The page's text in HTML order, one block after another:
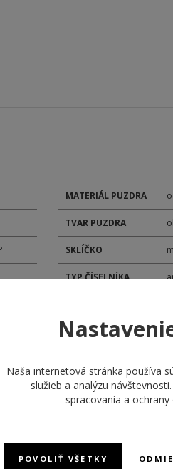
MATERIÁL PUZDRA
TVAR PUZDRA
SKLÍČKO
TYP ČÍSELNÍKA
ROZMER PUZDRA
REMIENKA
Naša internetová stránka používa
služieb a analýzu
spracovania a
POVOLIŤ VŠETKY